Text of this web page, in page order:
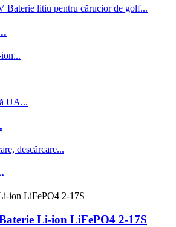
Li-ion LiFePO4 2-17S